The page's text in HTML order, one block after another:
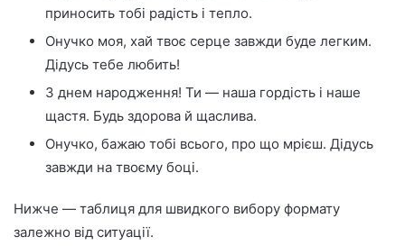
приносить тобі радість і тепло.
Онучко моя, хай твоє серце завжди буде легким.
Дідусь тебе любить!
З днем народження! Ти — наша гордість і наше
щастя. Будь здорова й щаслива.
Онучко, бажаю тобі всього, про що мрієш. Дідусь
завжди на твоєму боці.
Нижче — таблиця для швидкого вибору формату
залежно від ситуації.